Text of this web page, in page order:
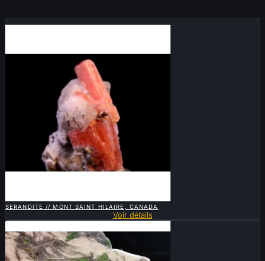
Vendu
SERANDITE // MONT SAINT HILAIRE, CANADA
Voir détails